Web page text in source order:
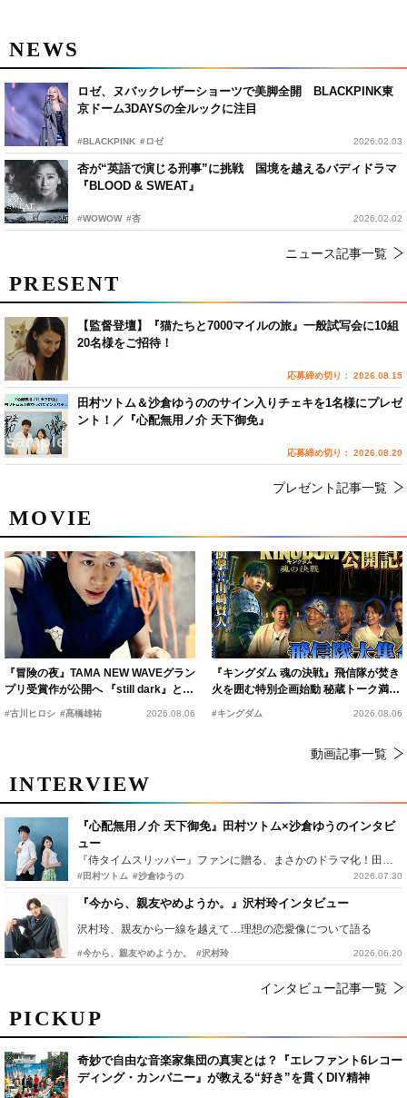
NEWS
ロゼ、ヌバックレザーショーツで美脚全開 BLACKPINK東
京ドーム3DAYSの全ルックに注目
#BLACKPINK #ロゼ 2026.02.03
杏が“英語で演じる刑事”に挑戦 国境を越えるバディドラマ
『BLOOD & SWEAT』
#WOWOW #杏 2026.02.02
ニュース記事一覧
PICKUP
奇妙で自由な音楽家集団の真実とは？『エレファント6レコー
ディング・カンパニー』が教える“好き”を貫くDIY精神
MOVIE
『冒険の夜』TAMA NEW WAVEグラン
プリ受賞作が公開へ 『still dark』と同
時上映決定
#古川ヒロシ #髙橋雄祐 2026.08.06
『キングダム 魂の決戦』飛信隊が焚き
火を囲む特別企画始動 秘蔵トーク満載
の“キングダムキャンプ”開催
#キングダム 2026.08.06
動画記事一覧
INTERVIEW
『心配無用ノ介 天下御免』田村ツトム×沙倉ゆうのインタビ
ュー
『侍タイムスリッパー』ファンに贈る、まさかのドラマ化！田村ツトム×沙倉ゆうのが語る『心配無用ノ介』撮影秘話
#田村ツトム #沙倉ゆうの 2026.07.30
『今から、親友やめようか。』沢村玲インタビュー
沢村玲、親友から一線を越えて…理想の恋愛像について語る
#今から、親友やめようか。 #沢村玲 2026.06.20
インタビュー記事一覧
PRESENT
【監督登壇】『猫たちと7000マイルの旅』一般試写会に10組
20名様をご招待！
応募締め切り： 2026.08.15
田村ツトム＆沙倉ゆうののサイン入りチェキを1名様にプレゼ
ント！／『心配無用ノ介 天下御免』
応募締め切り： 2026.08.20
プレゼント記事一覧